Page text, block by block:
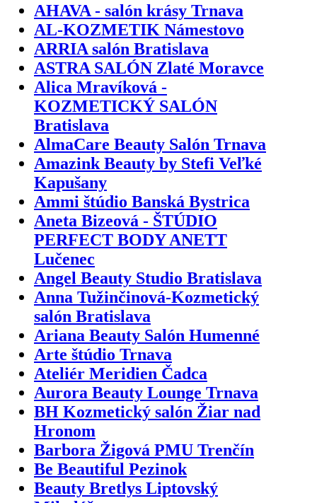
AHAVA - salón krásy Trnava
AL-KOZMETIK Námestovo
ARRIA salón Bratislava
ASTRA SALÓN Zlaté Moravce
Alica Mravíková -
KOZMETICKÝ SALÓN
Bratislava
AlmaCare Beauty Salón Trnava
Amazink Beauty by Stefi Veľké
Kapušany
Ammi štúdio Banská Bystrica
Aneta Bizeová - ŠTÚDIO
PERFECT BODY ANETT
Lučenec
Angel Beauty Studio Bratislava
Anna Tužinčinová-Kozmetický
salón Bratislava
Ariana Beauty Salón Humenné
Arte štúdio Trnava
Ateliér Meridien Čadca
Aurora Beauty Lounge Trnava
BH Kozmetický salón Žiar nad
Hronom
Barbora Žigová PMU Trenčín
Be Beautiful Pezinok
Beauty Bretlys Liptovský